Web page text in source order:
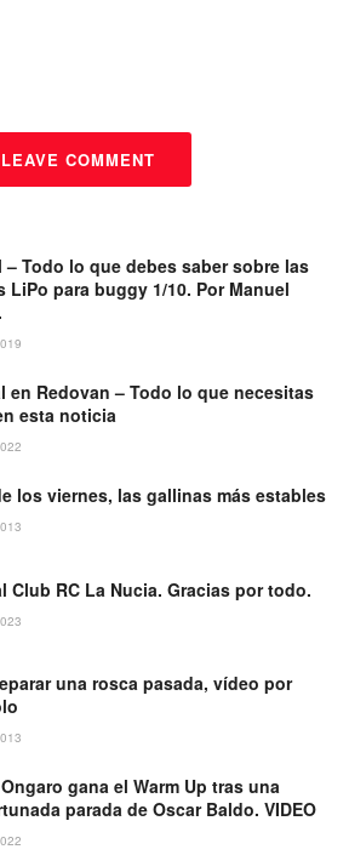
LEAVE COMMENT
– Todo lo que debes saber sobre las
LiPo para buggy 1/10. Por Manuel
en Redovan – Todo lo que necesitas
esta noticia
los viernes, las gallinas más estables
Club RC La Nucia. Gracias por todo.
una rosca pasada, vídeo por
gana el Warm Up tras una
parada de Oscar Baldo. VIDEO